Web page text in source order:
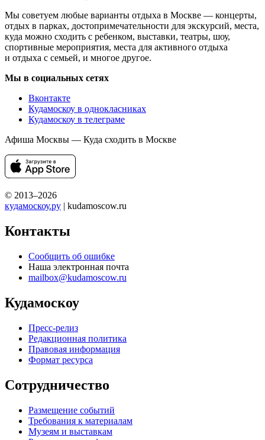
Мы советуем любые варианты отдыха в Москве — концерты,
отдых в парках, достопримечательности для экскурсий, места,
куда можно сходить с ребенком, выставки, театры, шоу,
спортивные мероприятия, места для активного отдыха
и отдыха с семьей, и многое другое.
Мы в социальных сетях
Вконтакте
Кудамоскоу в однокласниках
Кудамоскоу в телеграме
Афиша Москвы — Куда сходить в Москве
© 2013–2026
кудамоскоу.ру | kudamoscow.ru
Контакты
Сообщить об ошибке
Наша электронная почта
mailbox@kudamoscow.ru
Кудамоскоу
Пресс-релиз
Редакционная политика
Правовая информация
Формат ресурса
Сотрудничество
Размещение событий
Требования к материалам
Музеям и выставкам